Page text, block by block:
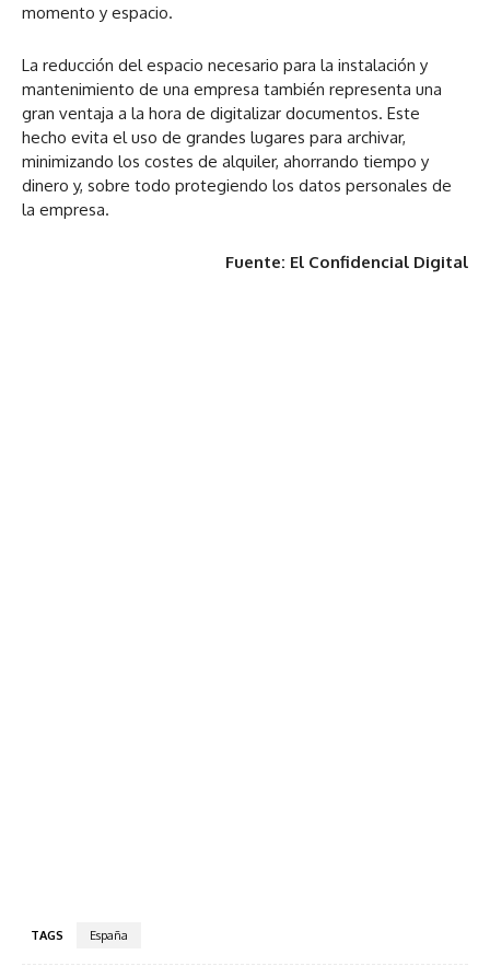
momento y espacio.
La reducción del espacio necesario para la instalación y
mantenimiento de una empresa también representa una
gran ventaja a la hora de digitalizar documentos. Este
hecho evita el uso de grandes lugares para archivar,
minimizando los costes de alquiler, ahorrando tiempo y
dinero y, sobre todo protegiendo los datos personales de
la empresa.
Fuente: El Confidencial Digital
TAGS España